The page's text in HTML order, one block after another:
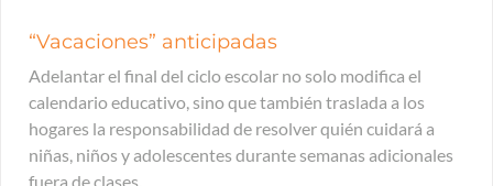
“Vacaciones” anticipadas
Adelantar el final del ciclo escolar no solo modifica el
calendario educativo, sino que también traslada a los
hogares la responsabilidad de resolver quién cuidará a
niñas, niños y adolescentes durante semanas adicionales
fuera de clases.